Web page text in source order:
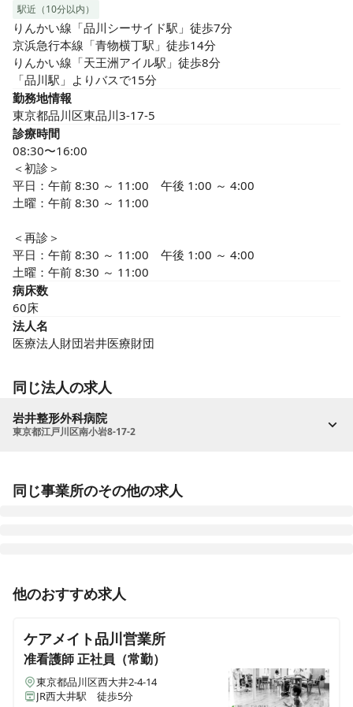
駅近（10分以内）
りんかい線「品川シーサイド駅」徒歩7分
京浜急行本線「青物横丁駅」徒歩14分
りんかい線「天王洲アイル駅」徒歩8分
「品川駅」よりバスで15分
勤務地情報
東京都品川区東品川3-17-5
診療時間
08:30〜16:00
＜初診＞
平日：午前 8:30 ～ 11:00　午後 1:00 ～ 4:00
土曜：午前 8:30 ～ 11:00
＜再診＞
平日：午前 8:30 ～ 11:00　午後 1:00 ～ 4:00
土曜：午前 8:30 ～ 11:00
病床数
60床
法人名
医療法人財団岩井医療財団
同じ法人の求人
岩井整形外科病院
東京都江戸川区南小岩8-17-2
同じ事業所のその他の求人
正看護師 正社員（常勤）
《オペ室/日勤のみ》品川シーサイド駅徒歩7分★【高有
椎手術で全国トップクラスの整形外科病院です♪
正看護師 正社員（常勤）
他のおすすめ求人
ケアメイト品川営業所
准看護師正社員（常勤）
東京都品川区⻄大井2-4-14
JR西大井駅 徒歩5分